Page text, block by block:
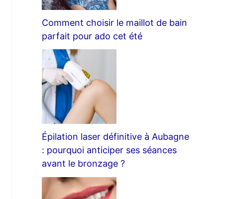
Comment choisir le maillot de bain
parfait pour ado cet été
Épilation laser définitive à Aubagne
: pourquoi anticiper ses séances
avant le bronzage ?